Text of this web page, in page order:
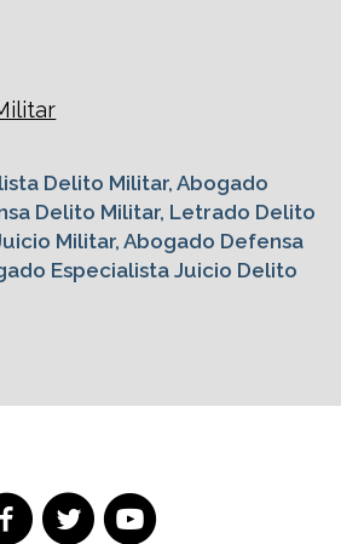
Delito Militar, Abogado
Delito Militar, Letrado Delito
Militar, Abogado Defensa
Especialista Juicio Delito